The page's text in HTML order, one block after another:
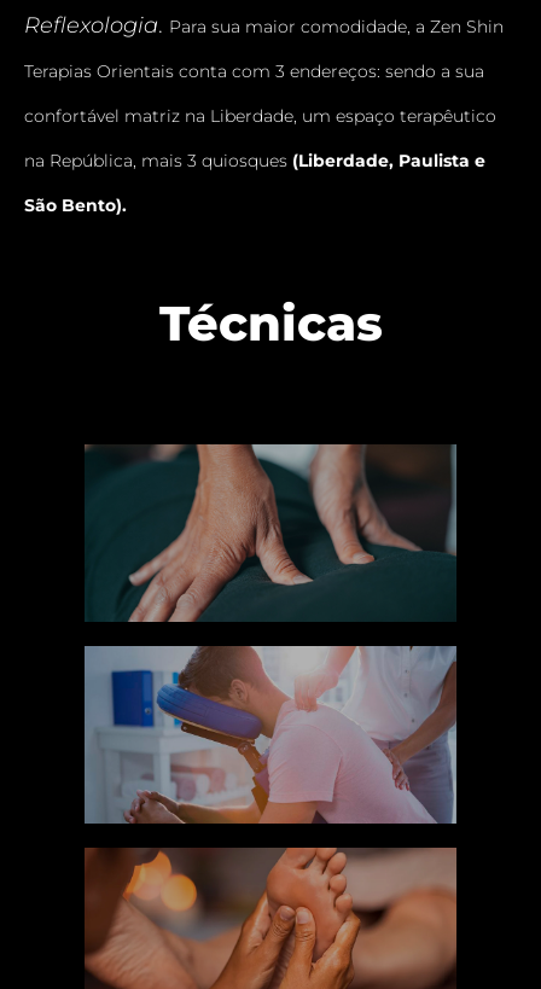
Reflexologia. Para sua maior comodidade, a Zen Shin
Terapias Orientais conta com 3 endereços: sendo a sua
confortável matriz na Liberdade, um espaço terapêutico
na República, mais 3 quiosques (Liberdade, Paulista e
São Bento).
Técnicas